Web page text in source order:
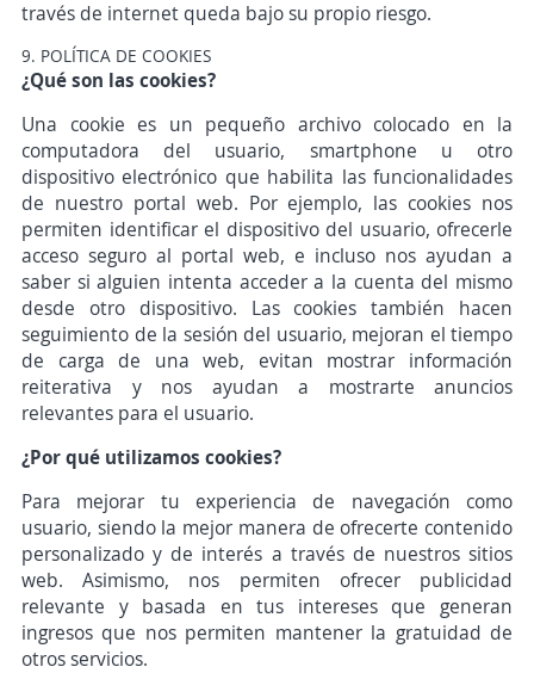
través de internet queda bajo su propio riesgo.
9. POLÍTICA DE COOKIES
¿Qué son las cookies?
Una cookie es un pequeño archivo colocado en la
computadora del usuario, smartphone u otro
dispositivo electrónico que habilita las funcionalidades
de nuestro portal web. Por ejemplo, las cookies nos
permiten identificar el dispositivo del usuario, ofrecerle
acceso seguro al portal web, e incluso nos ayudan a
saber si alguien intenta acceder a la cuenta del mismo
desde otro dispositivo. Las cookies también hacen
seguimiento de la sesión del usuario, mejoran el tiempo
de carga de una web, evitan mostrar información
reiterativa y nos ayudan a mostrarte anuncios
relevantes para el usuario.
¿Por qué utilizamos cookies?
Para mejorar tu experiencia de navegación como
usuario, siendo la mejor manera de ofrecerte contenido
personalizado y de interés a través de nuestros sitios
web. Asimismo, nos permiten ofrecer publicidad
relevante y basada en tus intereses que generan
ingresos que nos permiten mantener la gratuidad de
otros servicios.